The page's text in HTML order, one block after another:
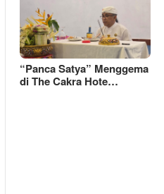
“Panca Satya” Menggema
di The Cakra Hote…